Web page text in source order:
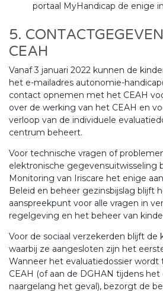
portaal MyHandicap de enige
5.
CEAH
Vanaf 3 januari 2022 kunnen de
het e-mailadres autonomie-
contact opnemen met het CEAH
over de werking van het CEAH en
verloop van de individuele
centrum beheert.
Voor technische vragen of
elektronische gegevensuitwisseling
Monitoring van Iriscare het enige
Beleid en beheer gezinsbijslag blijft
aanspreekpunt voor alle vragen in
regelgeving en het beheer van
Voor de sociaal verzekerden blijft de
waarbij ze aangesloten zijn het
Wanneer het evaluatiedossier
CEAH (of aan de DGHAN tijdens het
naargelang het geval), bezorgt de